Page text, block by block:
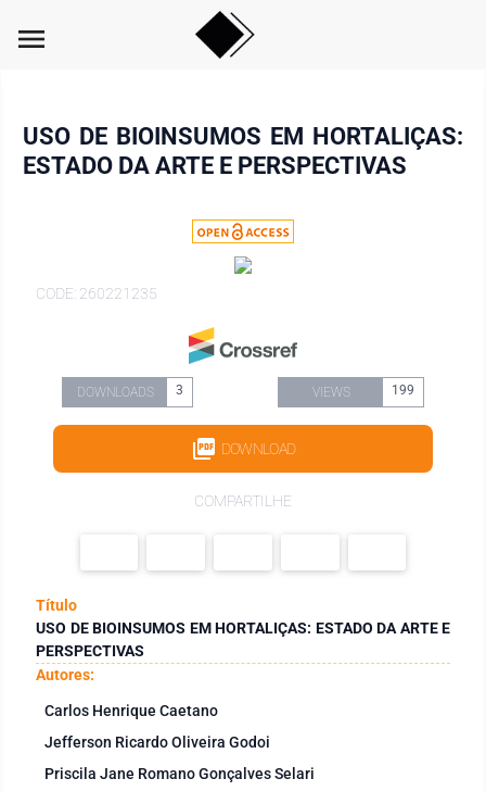
menu
USO DE BIOINSUMOS EM HORTALIÇAS:
ESTADO DA ARTE E PERSPECTIVAS
CODE: 260221235
DOWNLOADS 3 VIEWS 199
DOWNLOAD
COMPARTILHE
Título
USO DE BIOINSUMOS EM HORTALIÇAS: ESTADO DA ARTE E
PERSPECTIVAS
Autores:
Carlos Henrique Caetano
Jefferson Ricardo Oliveira Godoi
Priscila Jane Romano Gonçalves Selari